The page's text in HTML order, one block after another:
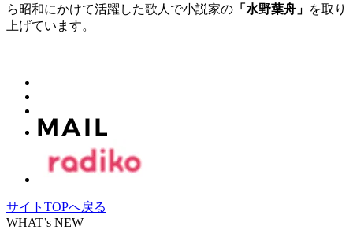
ら昭和にかけて活躍した歌人で小説家の 「水野葉舟」 を取り
上げています。
サイトTOPへ戻る
WHAT’s NEW